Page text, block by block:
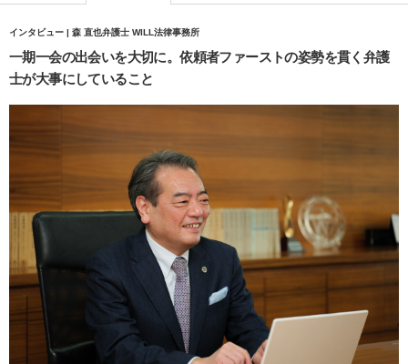
インタビュー | 森 直也弁護士 WILL法律事務所
一期一会の出会いを大切に。依頼者ファーストの姿勢を貫く弁護
士が大事にしていること